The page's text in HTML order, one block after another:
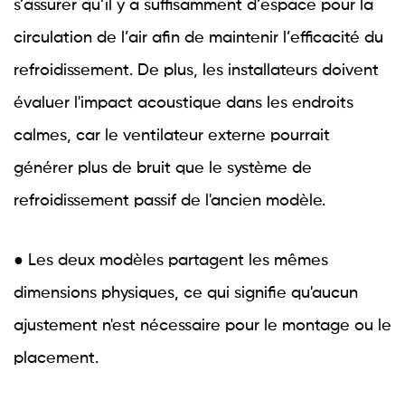
s’assurer qu’il y a suffisamment d’espace pour la
circulation de l’air afin de maintenir l’efficacité du
refroidissement. De plus, les installateurs doivent
évaluer l'impact acoustique dans les endroits
calmes, car le ventilateur externe pourrait
générer plus de bruit que le système de
refroidissement passif de l'ancien modèle.
● Les deux modèles partagent les mêmes
dimensions physiques, ce qui signifie qu'aucun
ajustement n'est nécessaire pour le montage ou le
placement.